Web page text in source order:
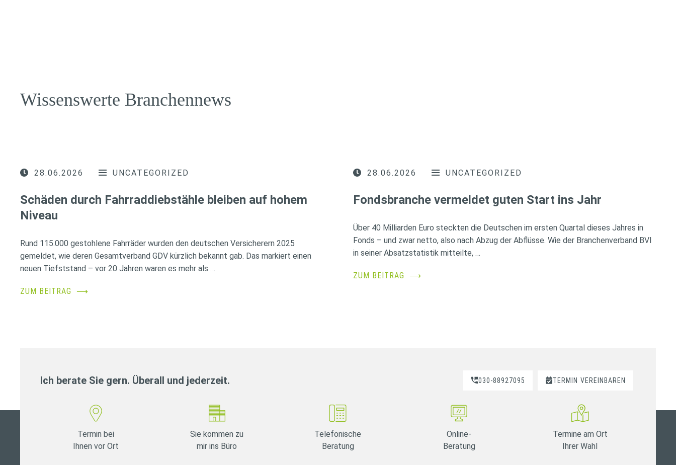
Wissenswerte Branchennews
28.06.2026 UNCATEGORIZED
Schäden durch Fahrraddiebstähle bleiben auf hohem
Niveau
Rund 115.000 gestohlene Fahrräder wurden den deutschen Versicherern 2025
gemeldet, wie deren Gesamtverband GDV kürzlich bekannt gab. Das markiert einen
neuen Tiefststand – vor 20 Jahren waren es mehr als …
ZUM BEITRAG ⟶
28.06.2026 UNCATEGORIZED
Fondsbranche vermeldet guten Start ins Jahr
Über 40 Milliarden Euro steckten die Deutschen im ersten Quartal dieses Jahres in
Fonds – und zwar netto, also nach Abzug der Abflüsse. Wie der Branchenverband BVI
in seiner Absatzstatistik mitteilte, …
ZUM BEITRAG ⟶
Ich berate Sie gern. Überall und jederzeit. 030-88927095 TERMIN VEREINBAREN
Termin bei
Ihnen vor Ort
Sie kommen zu
mir ins Büro
Telefonische
Beratung
Online-
Beratung
Termine am Ort
Ihrer Wahl